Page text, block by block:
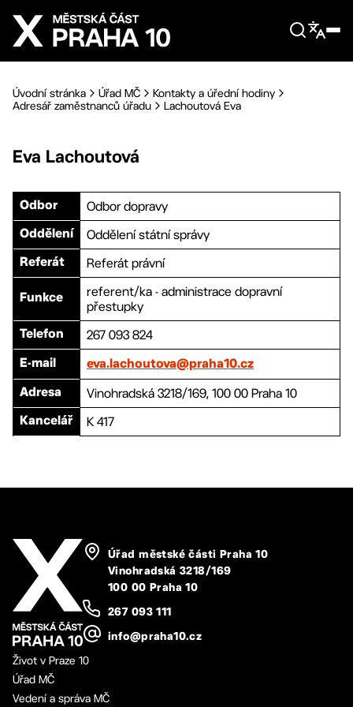
Přejít na hlavní obsah
Úvodní stránka Úřad MČ
Kontakty a úřední hodiny
Adresář zaměstnanců úřadu
Lachoutová Eva
Eva Lachoutová
Odbor Odbor dopravy
Oddělení Oddělení státní správy
Referát Referát právní
Funkce
referent/ka - administrace dopravní
přestupky
Telefon 267 093 824
E-mail eva.lachoutova@praha10.cz
Adresa Vinohradská 3218/169, 100 00 Praha 10
Kancelář K 417
Úřad městské části Praha 10
Vinohradská 3218/169
100 00 Praha 10
267 093 111
info@praha10.cz
Život v Praze 10
Úřad MČ
Vedení a správa MČ